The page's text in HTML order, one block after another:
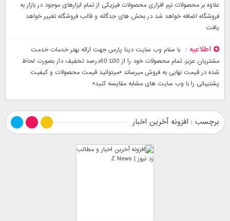
علاوه بر محصولات نرم افزاری محصولات فیزیکی از تمام ابزارهای موجود در بازار به
فروشگاه اضافه خواهد شد در بخش های جدگانه و قالب فروشگاه تغییر خواهد
یافت
اطلاعیه
با سلام وب سایت دینا پارس جهت ارائه بهتر خدمات خدمت
مشتریان عزیز. تمام محصولات خود را از 30تا 60درصد تخفیف دار بصورت لحاظ
شده در قیمت نهایی به فروش میرساند *میتوانید قیمت محصولات و کیفیت
پشتیبانی را با وب سایت های مشابه مقایسه کنید*
برچسب : افزونه آخرین اخبار